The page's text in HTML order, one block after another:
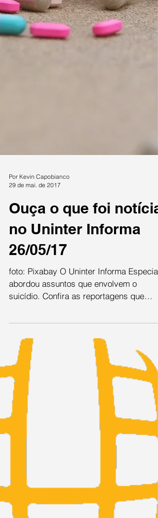
Por Kevin Capobianco
29 de mai. de 2017
Ouça o que foi notícia
no Uninter Informa
26/05/17
foto: Pixabay O Uninter Informa Especial,
suicídio. Confira as reportagens que